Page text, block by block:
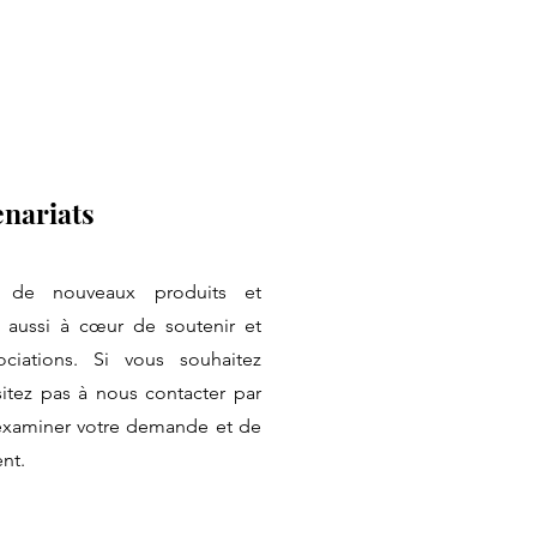
de nouveaux produits et
aussi à cœur de soutenir et
Si vous souhaitez
pas à nous contacter par
votre demande et de